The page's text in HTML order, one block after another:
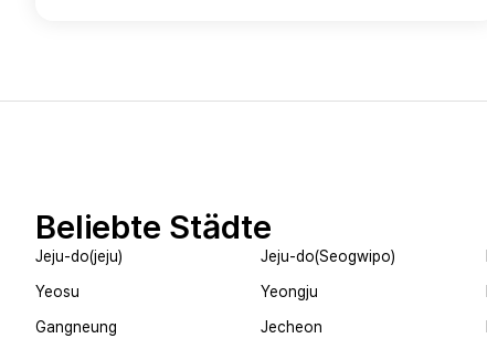
Beliebte Städte
Jeju-do(jeju) Jeju-do(Seogwipo)
Yeosu
Yeongju
Gangneung
Jecheon